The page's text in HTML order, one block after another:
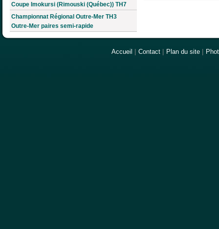
Coupe Imokursi (Rimouski (Québec)) TH7
Championnat Régional Outre-Mer TH3
Outre-Mer paires semi-rapide
Accueil Contact Plan du site